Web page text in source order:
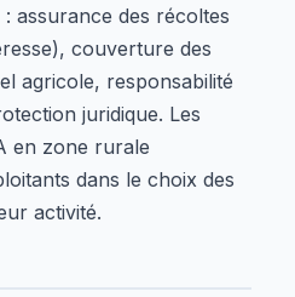
assurance des récoltes
couverture des
agricole, responsabilité
juridique. Les
en zone rurale
dans le choix des
activité.